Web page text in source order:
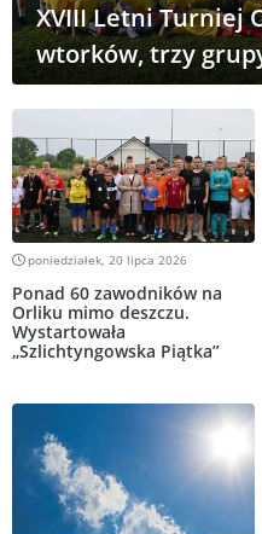
XVIII Letni Turniej
wtorków, trzy
poniedziałek, 20 lipca 2026
Ponad 60 zawodników na
Orliku mimo deszczu.
Wystartowała
„Szlichtyngowska Piątka”